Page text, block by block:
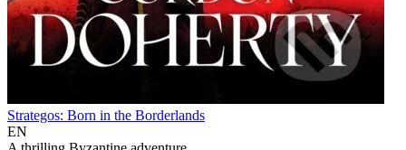
Strategos: Born in the Borderlands
EN